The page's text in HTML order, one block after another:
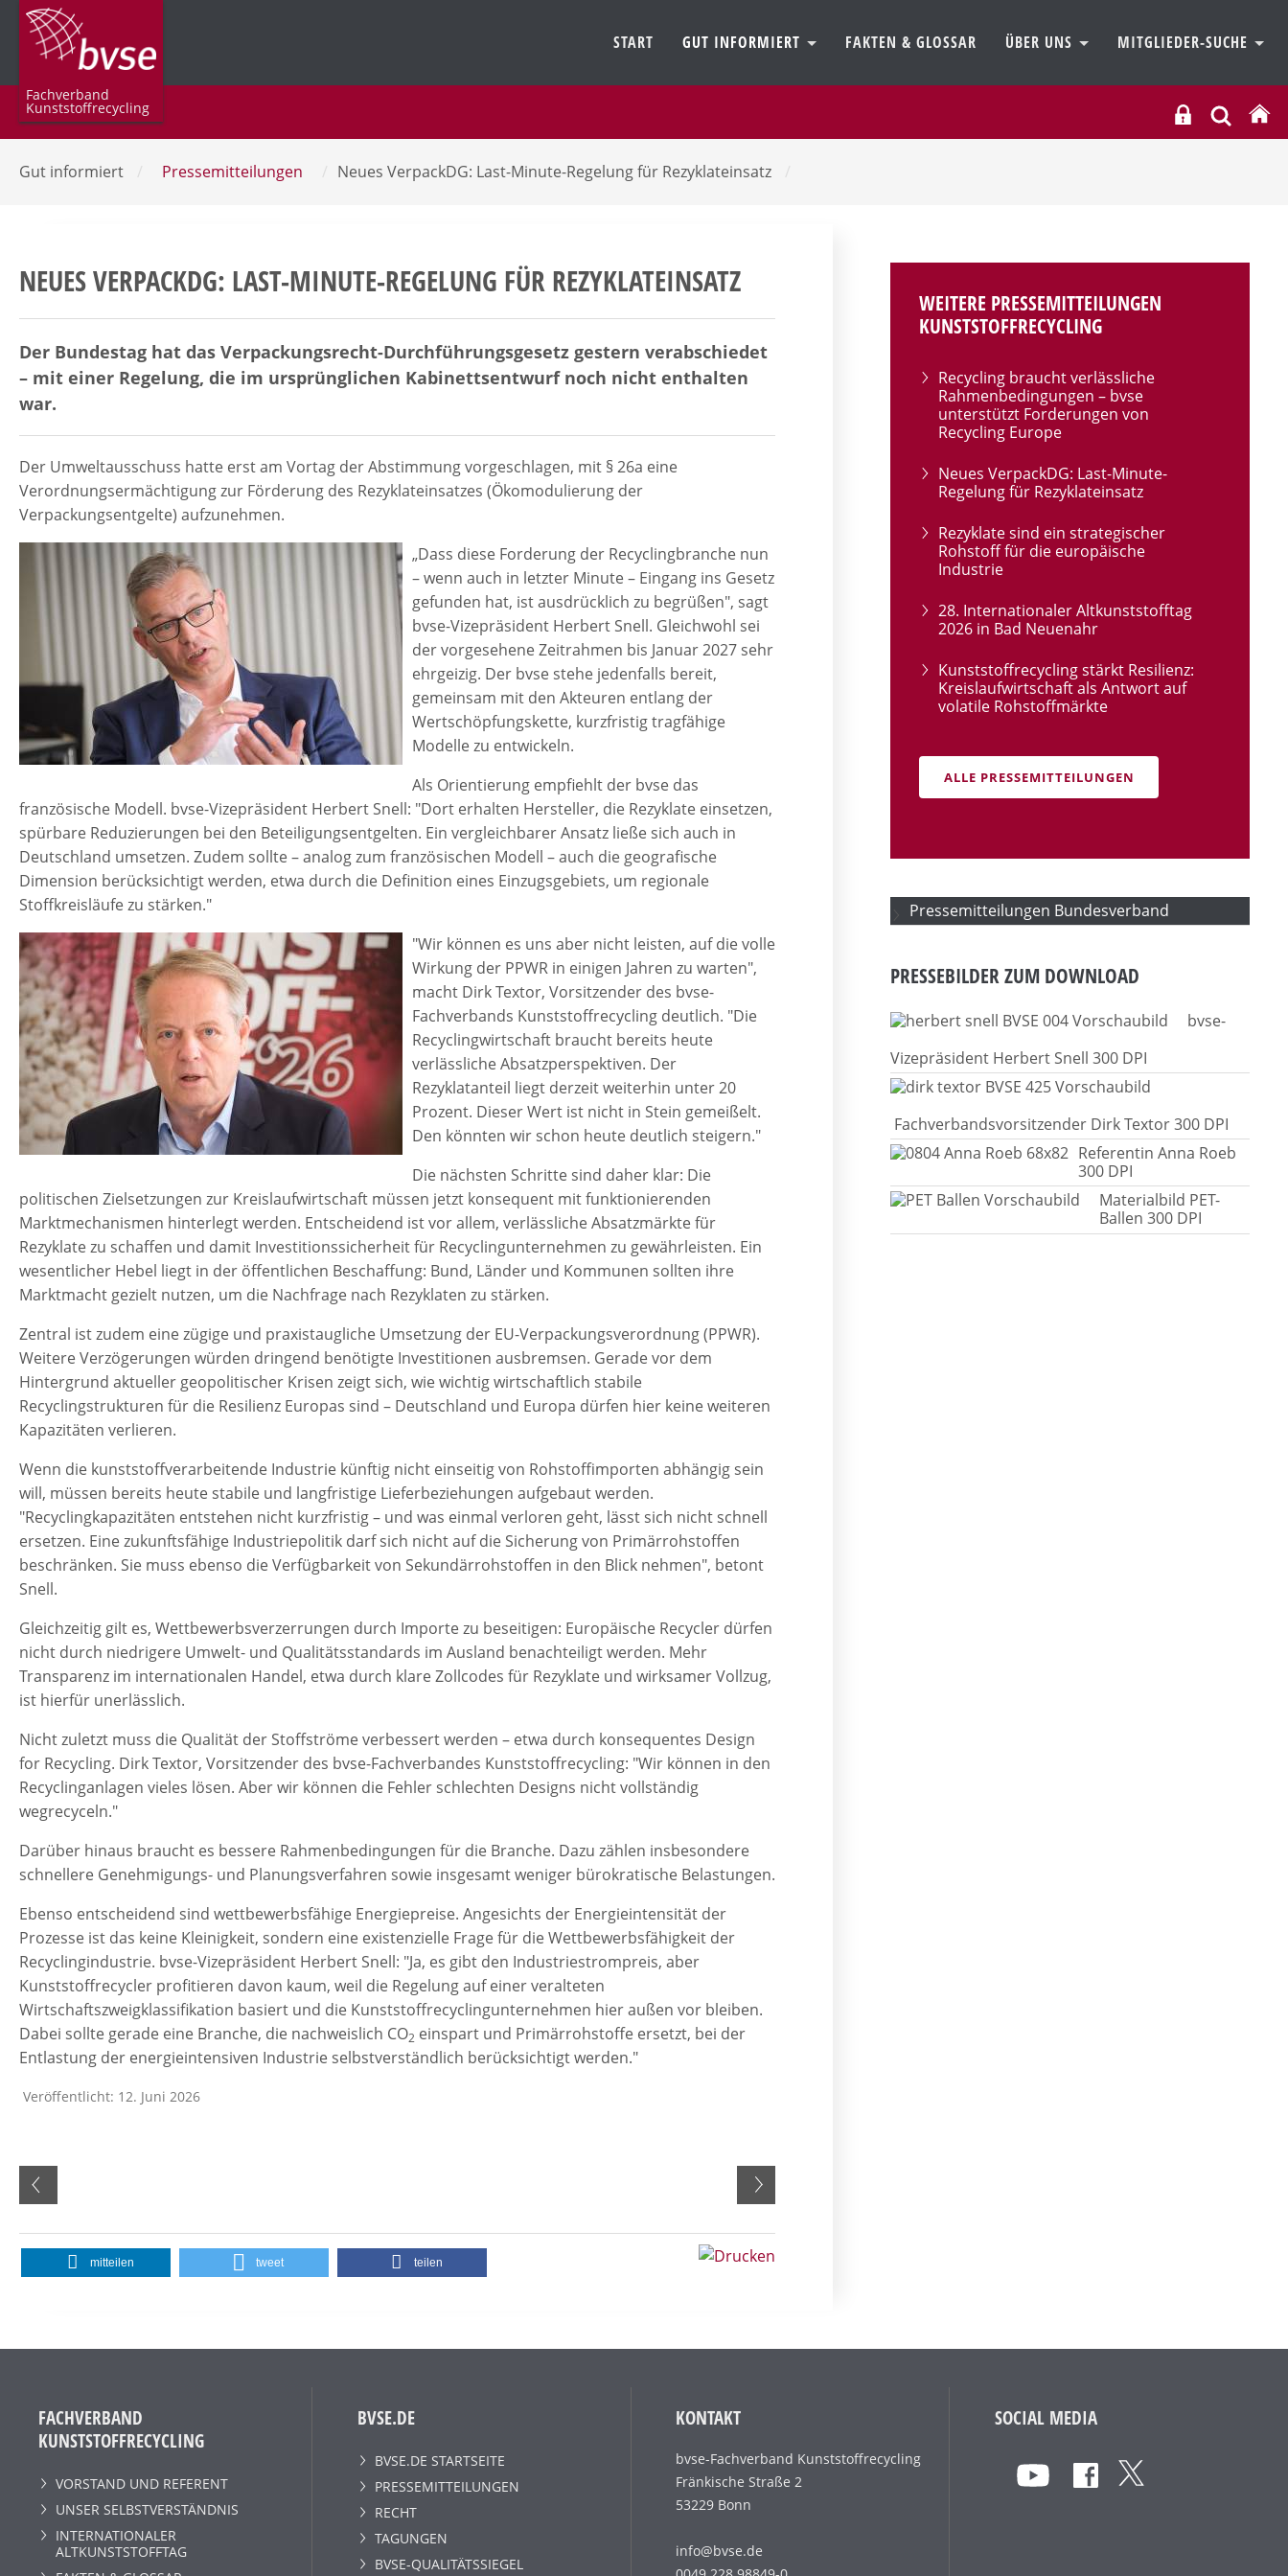
Fachverband
Kunststoffrecycling
START GUT INFORMIERT FAKTEN & GLOSSAR ÜBER UNS MITGLIEDER-SUCHE
Gut informiert / Pressemitteilungen / Neues VerpackDG: Last-Minute-Regelung für Rezyklateinsatz /
NEUES VERPACKDG: LAST-MINUTE-REGELUNG FÜR REZYKLATEINSATZ
Der Bundestag hat das Verpackungsrecht-Durchführungsgesetz gestern verabschiedet
– mit einer Regelung, die im ursprünglichen Kabinettsentwurf noch nicht enthalten
war.
Der Umweltausschuss hatte erst am Vortag der Abstimmung vorgeschlagen, mit § 26a eine
Verordnungsermächtigung zur Förderung des Rezyklateinsatzes (Ökomodulierung der
Verpackungsentgelte) aufzunehmen.
„Dass diese Forderung der Recyclingbranche nun
– wenn auch in letzter Minute – Eingang ins Gesetz
gefunden hat, ist ausdrücklich zu begrüßen", sagt
bvse-Vizepräsident Herbert Snell. Gleichwohl sei
der vorgesehene Zeitrahmen bis Januar 2027 sehr
ehrgeizig. Der bvse stehe jedenfalls bereit,
gemeinsam mit den Akteuren entlang der
Wertschöpfungskette, kurzfristig tragfähige
Modelle zu entwickeln.
Als Orientierung empfiehlt der bvse das
französische Modell. bvse-Vizepräsident Herbert Snell: "Dort erhalten Hersteller, die Rezyklate einsetzen,
spürbare Reduzierungen bei den Beteiligungsentgelten. Ein vergleichbarer Ansatz ließe sich auch in
Deutschland umsetzen. Zudem sollte – analog zum französischen Modell – auch die geografische
Dimension berücksichtigt werden, etwa durch die Definition eines Einzugsgebiets, um regionale
Stoffkreisläufe zu stärken."
"Wir können es uns aber nicht leisten, auf die volle
Wirkung der PPWR in einigen Jahren zu warten",
macht Dirk Textor, Vorsitzender des bvse-
Fachverbands Kunststoffrecycling deutlich. "Die
Recyclingwirtschaft braucht bereits heute
verlässliche Absatzperspektiven. Der
Rezyklatanteil liegt derzeit weiterhin unter 20
Prozent. Dieser Wert ist nicht in Stein gemeißelt.
Den könnten wir schon heute deutlich steigern."
Die nächsten Schritte sind daher klar: Die
politischen Zielsetzungen zur Kreislaufwirtschaft müssen jetzt konsequent mit funktionierenden
Marktmechanismen hinterlegt werden. Entscheidend ist vor allem, verlässliche Absatzmärkte für
Rezyklate zu schaffen und damit Investitionssicherheit für Recyclingunternehmen zu gewährleisten. Ein
wesentlicher Hebel liegt in der öffentlichen Beschaffung: Bund, Länder und Kommunen sollten ihre
Marktmacht gezielt nutzen, um die Nachfrage nach Rezyklaten zu stärken.
Zentral ist zudem eine zügige und praxistaugliche Umsetzung der EU-Verpackungsverordnung (PPWR).
Weitere Verzögerungen würden dringend benötigte Investitionen ausbremsen. Gerade vor dem
Hintergrund aktueller geopolitischer Krisen zeigt sich, wie wichtig wirtschaftlich stabile
Recyclingstrukturen für die Resilienz Europas sind – Deutschland und Europa dürfen hier keine weiteren
Kapazitäten verlieren.
Wenn die kunststoffverarbeitende Industrie künftig nicht einseitig von Rohstoffimporten abhängig sein
will, müssen bereits heute stabile und langfristige Lieferbeziehungen aufgebaut werden.
"Recyclingkapazitäten entstehen nicht kurzfristig – und was einmal verloren geht, lässt sich nicht schnell
ersetzen. Eine zukunftsfähige Industriepolitik darf sich nicht auf die Sicherung von Primärrohstoffen
beschränken. Sie muss ebenso die Verfügbarkeit von Sekundärrohstoffen in den Blick nehmen", betont
Snell.
Gleichzeitig gilt es, Wettbewerbsverzerrungen durch Importe zu beseitigen: Europäische Recycler dürfen
nicht durch niedrigere Umwelt- und Qualitätsstandards im Ausland benachteiligt werden. Mehr
Transparenz im internationalen Handel, etwa durch klare Zollcodes für Rezyklate und wirksamer Vollzug,
ist hierfür unerlässlich.
Nicht zuletzt muss die Qualität der Stoffströme verbessert werden – etwa durch konsequentes Design
for Recycling. Dirk Textor, Vorsitzender des bvse-Fachverbandes Kunststoffrecycling: "Wir können in den
Recyclinganlagen vieles lösen. Aber wir können die Fehler schlechten Designs nicht vollständig
wegrecyceln."
Darüber hinaus braucht es bessere Rahmenbedingungen für die Branche. Dazu zählen insbesondere
schnellere Genehmigungs- und Planungsverfahren sowie insgesamt weniger bürokratische Belastungen.
Ebenso entscheidend sind wettbewerbsfähige Energiepreise. Angesichts der Energieintensität der
Prozesse ist das keine Kleinigkeit, sondern eine existenzielle Frage für die Wettbewerbsfähigkeit der
Recyclingindustrie. bvse-Vizepräsident Herbert Snell: "Ja, es gibt den Industriestrompreis, aber
Kunststoffrecycler profitieren davon kaum, weil die Regelung auf einer veralteten
Wirtschaftszweigklassifikation basiert und die Kunststoffrecyclingunternehmen hier außen vor bleiben.
Dabei sollte gerade eine Branche, die nachweislich CO2 einspart und Primärrohstoffe ersetzt, bei der
Entlastung der energieintensiven Industrie selbstverständlich berücksichtigt werden."
Veröffentlicht: 12. Juni 2026
mitteilen tweet teilen
WEITERE PRESSEMITTEILUNGEN
KUNSTSTOFFRECYCLING
Recycling braucht verlässliche
Rahmenbedingungen – bvse
unterstützt Forderungen von
Recycling Europe
Neues VerpackDG: Last-Minute-
Regelung für Rezyklateinsatz
Rezyklate sind ein strategischer
Rohstoff für die europäische
Industrie
28. Internationaler Altkunststofftag
2026 in Bad Neuenahr
Kunststoffrecycling stärkt Resilienz:
Kreislaufwirtschaft als Antwort auf
volatile Rohstoffmärkte
ALLE PRESSEMITTEILUNGEN
Pressemitteilungen Bundesverband
PRESSEBILDER ZUM DOWNLOAD
bvse-
Vizepräsident Herbert Snell 300 DPI
Fachverbandsvorsitzender Dirk Textor 300 DPI
Referentin Anna Roeb
300 DPI
Materialbild PET-
Ballen 300 DPI
FACHVERBAND
KUNSTSTOFFRECYCLING
VORSTAND UND REFERENT
UNSER SELBSTVERSTÄNDNIS
INTERNATIONALER
ALTKUNSTSTOFFTAG
BVSE.DE
BVSE.DE STARTSEITE
PRESSEMITTEILUNGEN
RECHT
TAGUNGEN
BVSE-QUALITÄTSSIEGEL
KONTAKT
bvse-Fachverband Kunststoffrecycling
Fränkische Straße 2
53229 Bonn
info@bvse.de
SOCIAL MEDIA